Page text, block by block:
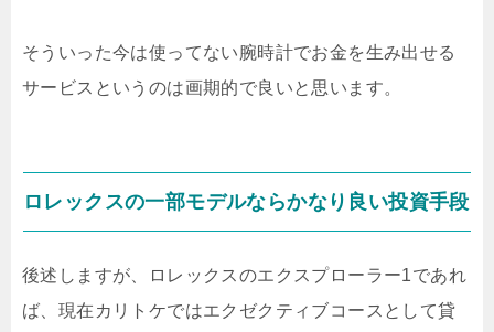
そういった今は使ってない腕時計でお金を生み出せる
サービスというのは画期的で良いと思います。
ロレックスの一部モデルならかなり良い投資手段
後述しますが、ロレックスのエクスプローラー1であれ
ば、現在カリトケではエクゼクティブコースとして貸